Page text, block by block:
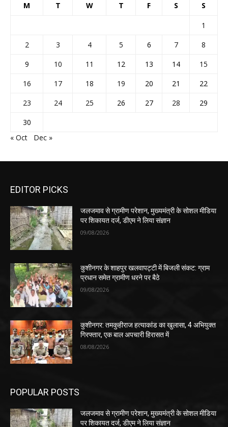
M T W T F S S
1
2
3 4 5 6 7
8
9
10 11 12 13 14
15
16
17 18 19 20 21
22
23
24 25 26 27 28
29
30
« Oct
Dec »
EDITOR PICKS
जलजमाव से ग्रामीण परेशान, मुख्यमंत्री के सोशल मीडिया
पर शिकायत दर्ज, डीएम ने लिया संज्ञान
09/08/2026
कुशीनगर के शाहपुर खलवापट्टी में बिजली संकट: ग्राम
प्रधान समेत ग्रामीण धरने पर बैठे
09/08/2026
कुशीनगर: तमकुहीराज हत्याकांड का खुलासा, 4 अभियुक्त
गिरफ्तार, एक बाल अपचारी हिरासत में
08/08/2026
POPULAR POSTS
जलजमाव से ग्रामीण परेशान, मुख्यमंत्री के सोशल मीडिया
पर शिकायत दर्ज, डीएम ने लिया संज्ञान